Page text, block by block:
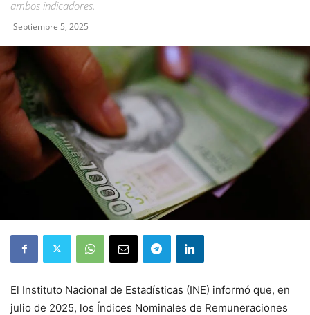
ambos indicadores.
Septiembre 5, 2025
El Instituto Nacional de Estadísticas (INE) informó que, en
julio de 2025, los Índices Nominales de Remuneraciones